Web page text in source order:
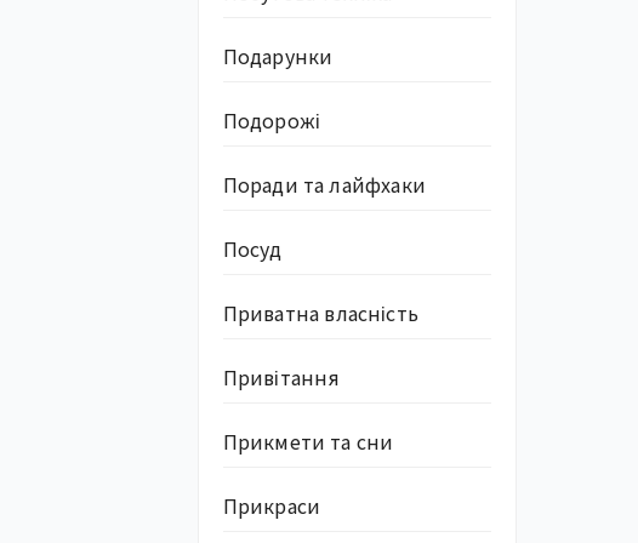
Подарунки
Подорожі
Поради та лайфхаки
Посуд
Приватна власність
Привітання
Прикмети та сни
Прикраси